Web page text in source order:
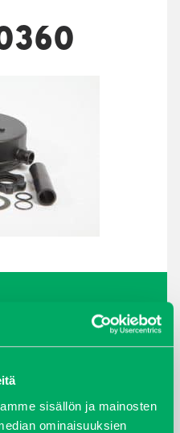
sisällön ja mainosten
ominaisuuksien